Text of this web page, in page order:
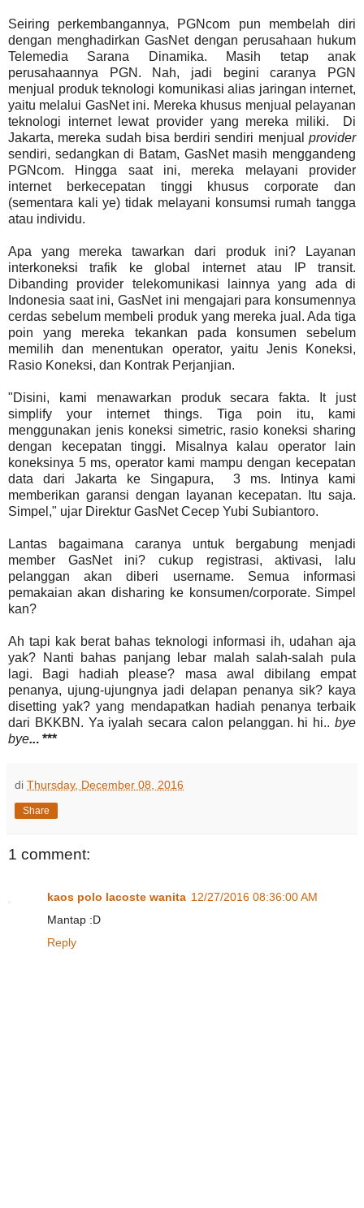
Seiring perkembangannya, PGNcom pun membelah diri
dengan menghadirkan GasNet dengan perusahaan hukum
Telemedia Sarana Dinamika. Masih tetap anak
perusahaannya PGN. Nah, jadi begini caranya PGN
menjual produk teknologi komunikasi alias jaringan internet,
yaitu melalui GasNet ini. Mereka khusus menjual pelayanan
teknologi internet lewat provider yang mereka miliki. Di
Jakarta, mereka sudah bisa berdiri sendiri menjual provider
sendiri, sedangkan di Batam, GasNet masih menggandeng
PGNcom. Hingga saat ini, mereka melayani provider
internet berkecepatan tinggi khusus corporate dan
(sementara kali ye) tidak melayani konsumsi rumah tangga
atau individu.
Apa yang mereka tawarkan dari produk ini? Layanan
interkoneksi trafik ke global internet atau IP transit.
Dibanding provider telekomunikasi lainnya yang ada di
Indonesia saat ini, GasNet ini mengajari para konsumennya
cerdas sebelum membeli produk yang mereka jual. Ada tiga
poin yang mereka tekankan pada konsumen sebelum
memilih dan menentukan operator, yaitu Jenis Koneksi,
Rasio Koneksi, dan Kontrak Perjanjian.
"Disini, kami menawarkan produk secara fakta. It just
simplify your internet things. Tiga poin itu, kami
menggunakan jenis koneksi simetric, rasio koneksi sharing
dengan kecepatan tinggi. Misalnya kalau operator lain
koneksinya 5 ms, operator kami mampu dengan kecepatan
data dari Jakarta ke Singapura, 3 ms. Intinya kami
memberikan garansi dengan layanan kecepatan. Itu saja.
Simpel," ujar Direktur GasNet Cecep Yubi Subiantoro.
Lantas bagaimana caranya untuk bergabung menjadi
member GasNet ini? cukup registrasi, aktivasi, lalu
pelanggan akan diberi username. Semua informasi
pemakaian akan disharing ke konsumen/corporate. Simpel
kan?
Ah tapi kak berat bahas teknologi informasi ih, udahan aja
yak? Nanti bahas panjang lebar malah salah-salah pula
lagi. Bagi hadiah please? masa awal dibilang empat
penanya, ujung-ujungnya jadi delapan penanya sik? kaya
disetting yak? yang mendapatkan hadiah penanya terbaik
dari BKKBN. Ya iyalah secara calon pelanggan. hi hi.. bye
bye... ***
di Thursday, December 08, 2016
Share
1 comment:
kaos polo lacoste wanita 12/27/2016 08:36:00 AM
Mantap :D
Reply